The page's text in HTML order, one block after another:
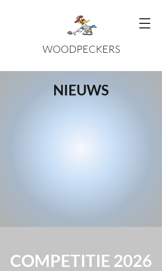
WOODPECKERS
NIEUWS
COMPETITIE 2026